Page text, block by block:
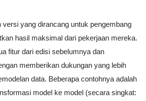
versi yang dirancang untuk pengembang
hasil maksimal dari pekerjaan mereka.
fitur dari edisi sebelumnya dan
memberikan dukungan yang lebih
data. Beberapa contohnya adalah
model ke model (secara singkat: